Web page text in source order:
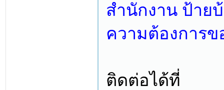
สำนักงาน ป้าย
ความต้องการข
ติดต่อได้ที่